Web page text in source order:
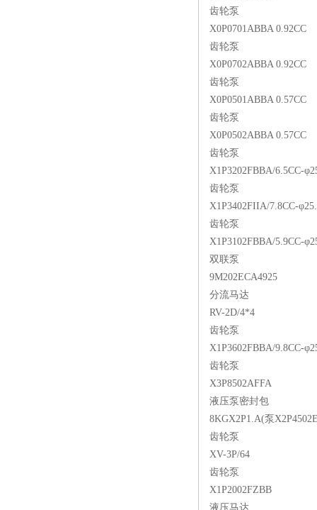
齿轮泵
X0P0701ABBA 0.92CC
齿轮泵
X0P0702ABBA 0.92CC
齿轮泵
X0P0501ABBA 0.57CC
齿轮泵
X0P0502ABBA 0.57CC
齿轮泵
X1P3202FBBA/6.5CC-
齿轮泵
X1P3402FIIA/7.8CC-
齿轮泵
X1P3102FBBA/5.9CC-
双联泵
9M202ECA4925
分流马达
RV-2D/4*4
齿轮泵
X1P3602FBBA/9.8CC-
齿轮泵
X3P8502AFFA
液压泵密封包
8KGX2P1.A(泵
齿轮泵
XV-3P/64
齿轮泵
X1P2002FZBB
液压马达